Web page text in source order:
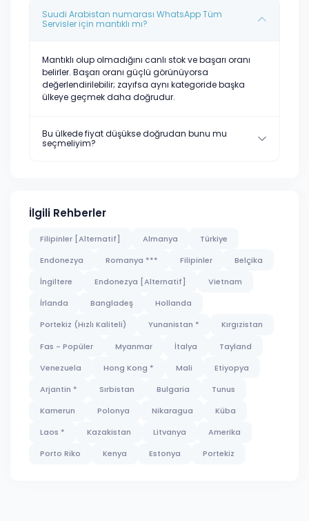
Suudi Arabistan numarası WhatsApp Tüm
Servisler için mantıklı mı?
Mantıklı olup olmadığını canlı stok ve başarı oranı
belirler. Başarı oranı güçlü görünüyorsa
değerlendirilebilir; zayıfsa aynı kategoride başka
ülkeye geçmek daha doğrudur.
Bu ülkede fiyat düşükse doğrudan bunu mu
seçmeliyim?
İlgili Rehberler
Filipinler [Alternatif] Almanya
Türkiye
Endonezya
Romanya *** Filipinler
Belçika
İngiltere
Endonezya [Alternatif]
Vietnam
İrlanda
Bangladeş
Hollanda
Portekiz (Hızlı Kaliteli)
Yunanistan *
Kırgızistan
Fas - Popüler
Myanmar İtalya
Tayland
Venezuela
Hong Kong * Mali
Etiyopya
Arjantin *
Sırbistan Bulgaria
Tunus
Kamerun
Polonya Nikaragua
Küba
Laos *
Kazakistan Litvanya
Amerika
Porto Riko
Kenya Estonya Portekiz